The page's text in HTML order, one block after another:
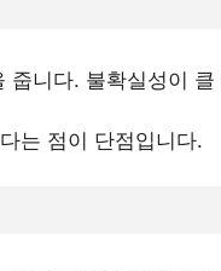
줍니다. 불확실성이 클
는 점이 단점입니다.